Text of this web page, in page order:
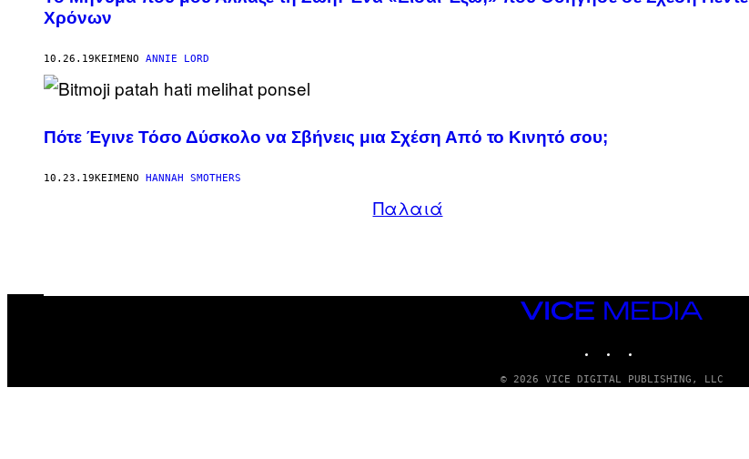
Χρόνων
10.26.19ΚΕΊΜΕΝΟ ANNIE LORD
Πότε Έγινε Τόσο Δύσκολο να Σβήνεις μια Σχέση Από το Κινητό σου;
10.23.19ΚΕΊΜΕΝΟ HANNAH SMOTHERS
Παλαιά
VICE
MEDIA
© 2026 VICE DIGITAL PUBLISHING, LLC